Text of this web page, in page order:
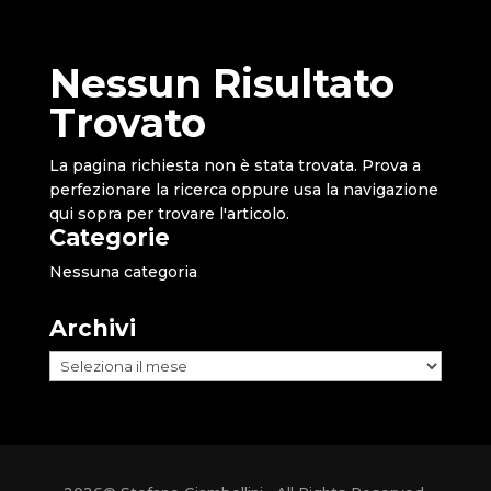
Nessun Risultato
Trovato
La pagina richiesta non è stata trovata. Prova a
perfezionare la ricerca oppure usa la navigazione
qui sopra per trovare l'articolo.
Categorie
Nessuna categoria
Archivi
Archivi